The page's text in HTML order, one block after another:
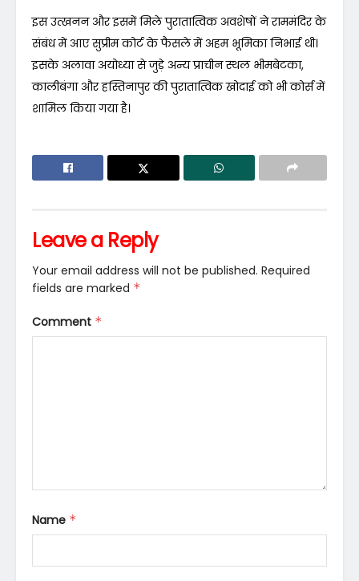
इस उत्खनन और इसमें मिले पुरातात्विक अवशेषों ने राममंदिर के
संबंध में आए सुप्रीम कोर्ट के फैसले में अहम भूमिका निभाई थी।
इसके अलावा अयोध्या से जुड़े अन्य प्राचीन स्थल भीमबेटका,
कालीबंगा और हस्तिनापुर की पुरातात्विक खोदाई को भी कोर्स में
शामिल किया गया है।
Leave a Reply
Your email address will not be published. Required
fields are marked *
Comment *
Name *